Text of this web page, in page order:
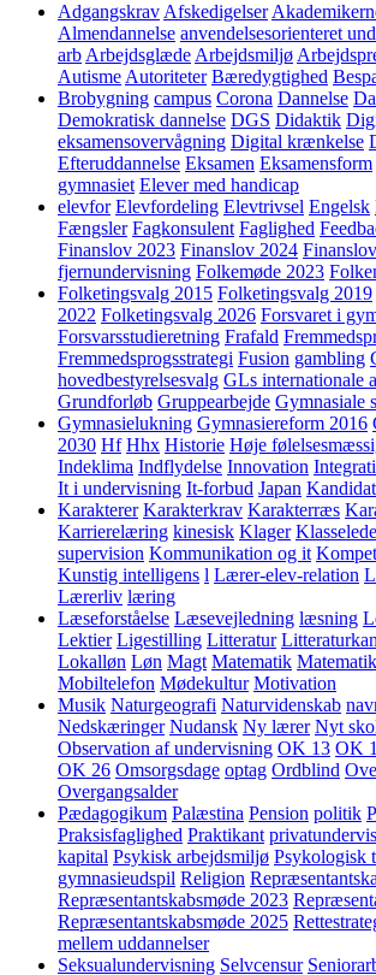
Adgangskrav Afskedigelser
Almendannelse anvendelsesorienteret
arb Arbejdsglæde Arbejdsmiljø
Autisme Autoriteter Bæredygtighed
Brobygning campus Corona Dannelse
Demokratisk dannelse DGS Didaktik
eksamensovervågning Digital krænkelse
Efteruddannelse Eksamen Eksamensform
gymnasiet Elever med handicap
elevfor Elevfordeling Elevtrivsel Engelsk
Fængsler Fagkonsulent Faglighed
Finanslov 2023 Finanslov 2024
fjernundervisning Folkemøde 2023
Folketingsvalg 2015 Folketingsvalg 2019
2022 Folketingsvalg 2026 Forsvaret i
Forsvarsstudieretning Frafald
Fremmedsprogsstrategi Fusion gambling
hovedbestyrelsesvalg GLs internationale
Grundforløb Gruppearbejde Gymnasiale
Gymnasielukning Gymnasiereform 2016
2030 Hf Hhx Historie Høje
Indeklima Indflydelse Innovation
It i undervisning It-forbud Japan
Karakterer Karakterkrav Karakterræs
Karrierelæring kinesisk Klager
supervision Kommunikation og it
Kunstig intelligens l Lærer-elev-relation
Lærerliv læring
Læseforståelse Læsevejledning læsning
Lektier Ligestilling Litteratur
Lokalløn Løn Magt Matematik
Mobiltelefon Mødekultur Motivation
Musik Naturgeografi Naturvidenskab
Nedskæringer Nudansk Ny lærer Nyt
Observation af undervisning OK 13 OK
OK 26 Omsorgsdage optag Ordblind
Overgangsalder
Pædagogikum Palæstina Pension politik
Praksisfaglighed Praktikant
kapital Psykisk arbejdsmiljø Psykologisk
gymnasieudspil Religion
Repræsentantskabsmøde 2023
Repræsentantskabsmøde 2025
mellem uddannelser
Seksualundervisning Selvcensur